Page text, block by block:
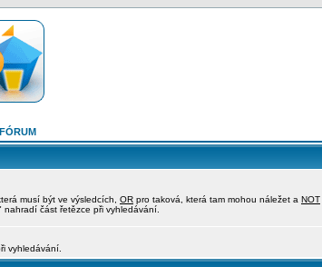
musí být ve výsledcích, OR pro taková, která tam mohou náležet a NOT
část řetězce při vyhledávání.
vyhledávání.